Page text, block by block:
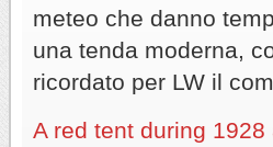
meteo che danno
una tenda moderna,
ricordato per LW il
A red tent during